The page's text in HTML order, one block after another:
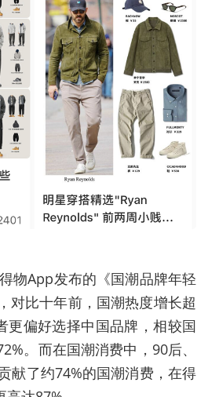
物App发布的《国潮品牌年轻
对比十年前，国潮热度增长超
更偏好选择中国品牌，相较国
。而在国潮消费中，90后、
献了约74%的国潮消费，在得